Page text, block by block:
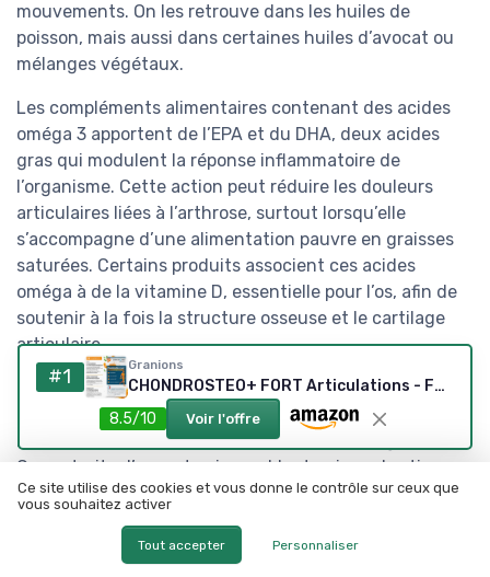
mouvements. On les retrouve dans les huiles de
poisson, mais aussi dans certaines huiles d’avocat ou
mélanges végétaux.
Les compléments alimentaires contenant des acides
oméga 3 apportent de l’EPA et du DHA, deux acides
gras qui modulent la réponse inflammatoire de
l’organisme. Cette action peut réduire les douleurs
articulaires liées à l’arthrose, surtout lorsqu’elle
s’accompagne d’une alimentation pauvre en graisses
saturées. Certains produits associent ces acides
oméga à de la vitamine D, essentielle pour l’os, afin de
soutenir à la fois la structure osseuse et le cartilage
articulaire.
Les huiles d’avocat et de soja, parfois désignées sous
le terme d’extraits d’avocat soja, ont été étudiées pour
leurs effets sur l’arthrose de la hanche et du genou.
Ces extraits d’avocat soja semblent agir sur les tissus
conjonctifs et la membrane synoviale, avec un impact
remplacent pas les médicaments, mais peuvent
#1 Granions
CHONDROSTEO+ FORT Articulations - Formule Renforcée - Curcuma - Mobilité & Souplesse Articulaire, Flexibilité, Capital Osseux - Glucosamine, Chondroïtine, MSM, Curcuma - 120 comprimés
8.5/10
Voir l'offre
Ce site utilise des cookies et vous donne le contrôle sur ceux que
vous souhaitez activer
Tout accepter Personnaliser